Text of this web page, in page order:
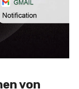
von